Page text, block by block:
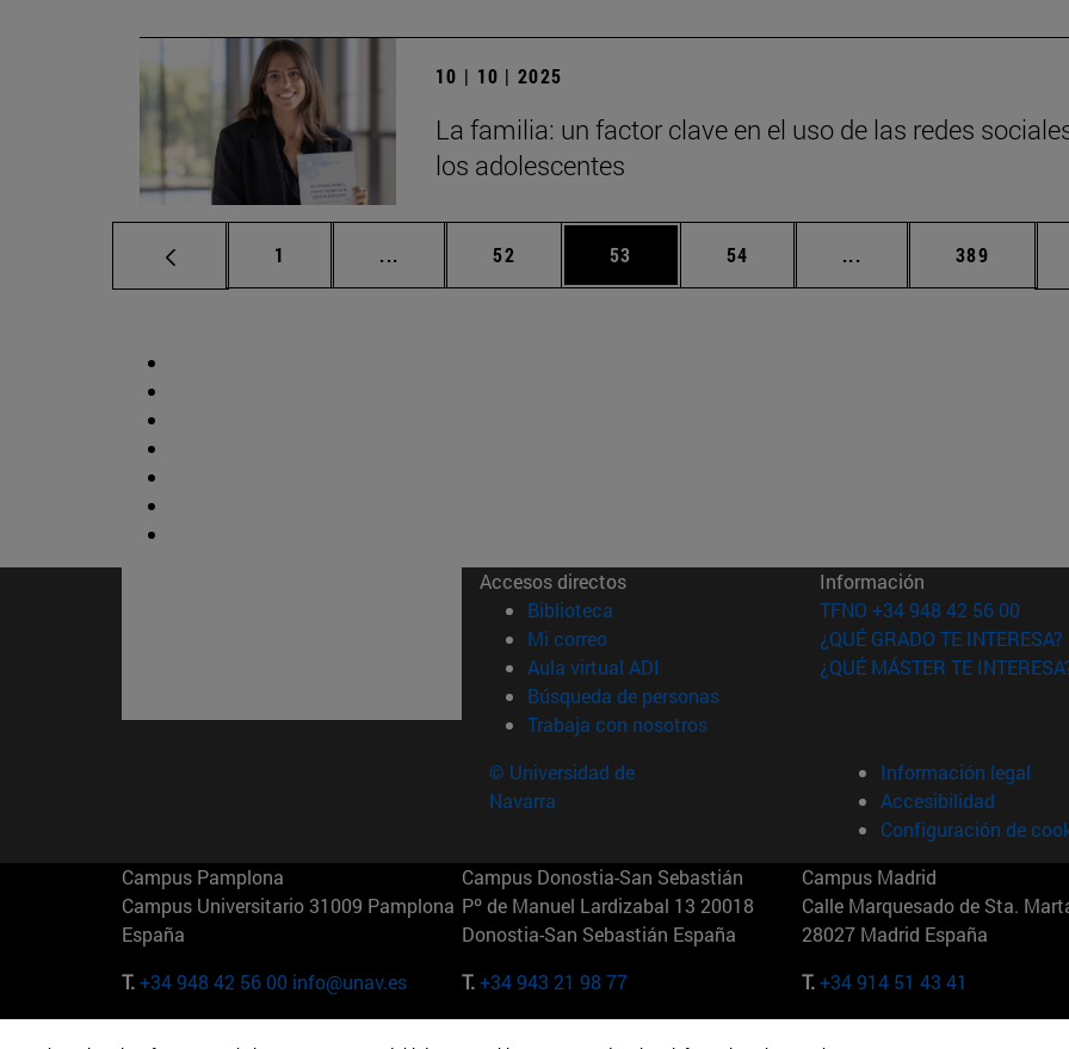
10 | 10 | 2025
La familia: un factor clave en el uso de las redes
los adolescentes
Página
1 ... Páginas intermedias Use TAB para desplazarse.
Página
52 Página
53 Página
54 ... Páginas intermedias
Página
389
Accesos directos
Biblioteca (abre en nueva ventana)
Mi correo(abre en nueva ventana)
Aula virtual ADI (abre en nueva ventana)
Búsqueda de personas(abre en nueva ventana)
Trabaja con nosotros(abre en nueva ventana)
Información
TFNO +34 948 42 56 00
¿QUÉ GRADO TE INTERESA?
¿QUÉ MÁSTER TE
© Universidad de
Navarra
Información legal
Accesibilidad
Configuración de
Campus Pamplona
Campus Universitario 31009 Pamplona
España
T.+34 948 42 56 00 info@unav.es
Campus Donostia-San Sebastián
Pº de Manuel Lardizabal 13 20018
Donostia-San Sebastián España
T.+34 943 21 98 77
Campus Madrid
Calle Marquesado de Sta.
28027 Madrid España
T.+34 914 51 43 41